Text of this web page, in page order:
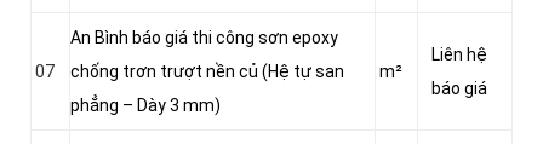
07
An Bình báo giá thi công sơn epoxy
chống trơn trượt nền củ (Hệ tự san
phẳng – Dày 3 mm)
m²
Liên hệ
báo giá